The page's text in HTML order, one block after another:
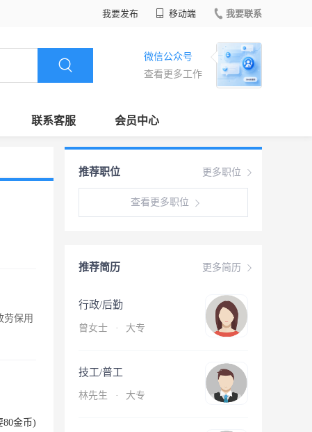
我要发布 移动端 我要联系
微信公众号
查看更多工作
联系客服 会员中心
劳保用
80金币)
更多职位
推荐职位
查看更多职位
更多简历
推荐简历
行政/后勤
曾女士 · 大专
技工/普工
林先生 · 大专